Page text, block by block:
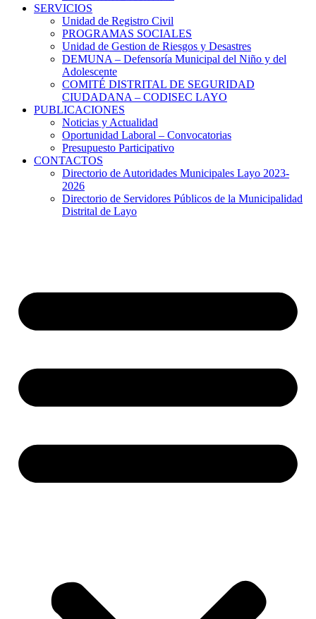
SERVICIOS
Unidad de Registro Civil
PROGRAMAS SOCIALES
Unidad de Gestion de Riesgos y Desastres
DEMUNA – Defensoría Municipal del Niño y del
Adolescente
COMITÉ DISTRITAL DE SEGURIDAD
CIUDADANA – CODISEC LAYO
PUBLICACIONES
Noticias y Actualidad
Oportunidad Laboral – Convocatorias
Presupuesto Participativo
CONTACTOS
Directorio de Autoridades Municipales Layo 2023-
2026
Directorio de Servidores Públicos de la Municipalidad
Distrital de Layo